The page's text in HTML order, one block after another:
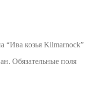
“Ива козья Kilmarnock”
Обязательные поля